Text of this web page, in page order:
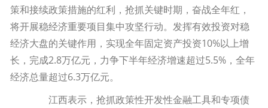
策和接续政策措施的红利，抢抓关键时期，奋战全年红，
将开展稳经济重要项目集中攻坚行动。发挥有效投资对稳
经济大盘的关键作用，实现全年固定资产投资10%以上增
长，完成2.8万亿元，力争下半年经济增速超过5.5%，全年
经济总量超过6.3万亿元。
江西表示，抢抓政策性开发性金融工具和专项债